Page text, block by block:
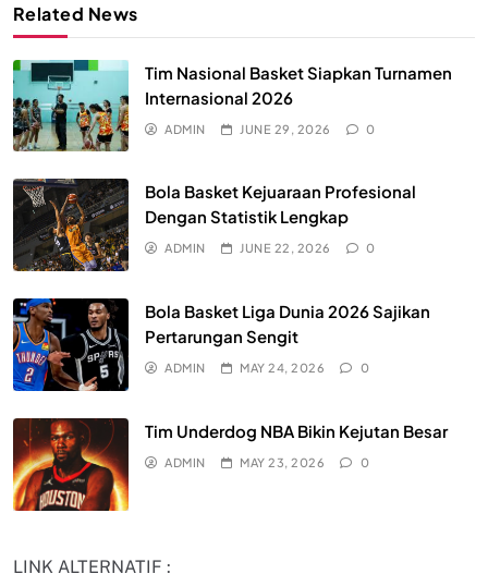
Related News
Tim Nasional Basket Siapkan Turnamen
Internasional 2026
ADMIN JUNE 29, 2026 0
Bola Basket Kejuaraan Profesional
Dengan Statistik Lengkap
ADMIN JUNE 22, 2026 0
Bola Basket Liga Dunia 2026 Sajikan
Pertarungan Sengit
ADMIN MAY 24, 2026 0
Tim Underdog NBA Bikin Kejutan Besar
ADMIN MAY 23, 2026 0
LINK ALTERNATIF :